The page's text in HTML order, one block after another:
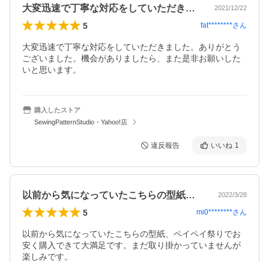
大変迅速で丁寧な対応をしていただきまし… 2021/12/22
5 fat********さん
大変迅速で丁寧な対応をしていただきました。ありがとう
ございました。機会がありましたら、また是非お願いした
いと思います。
購入したストア
SewingPatternStudio・Yahoo!店
違反報告 いいね 1
以前から気になっていたこちらの型紙、ペ… 2022/3/28
5 mi0********さん
以前から気になっていたこちらの型紙、ペイペイ祭りでお
安く購入できて大満足です。まだ取り掛かっていませんが
楽しみです。